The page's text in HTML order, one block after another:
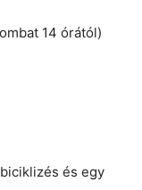
14 órától)
és egy